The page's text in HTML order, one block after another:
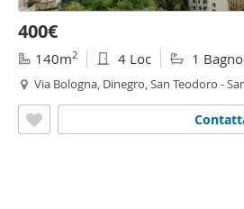
400€
140m2 4 Loc 1 Bagno
Via Bologna, Dinegro, San Teodoro -